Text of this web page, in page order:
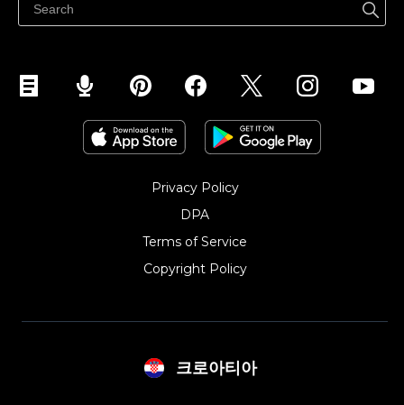
Privacy Policy
DPA
Terms of Service
Copyright Policy‎
크로아티아